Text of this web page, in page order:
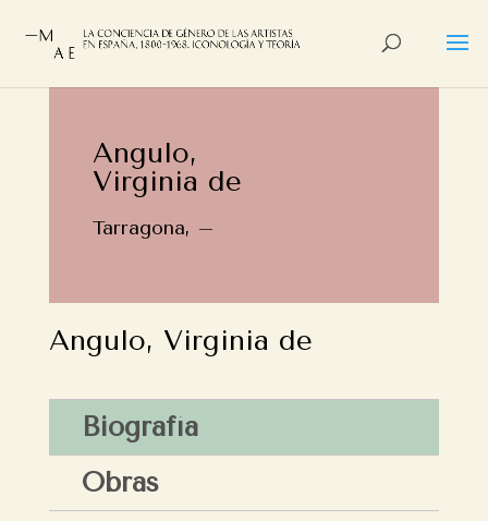
Angulo,
Virginia de
Tarragona, –
Angulo, Virginia de
Biografía
Obras